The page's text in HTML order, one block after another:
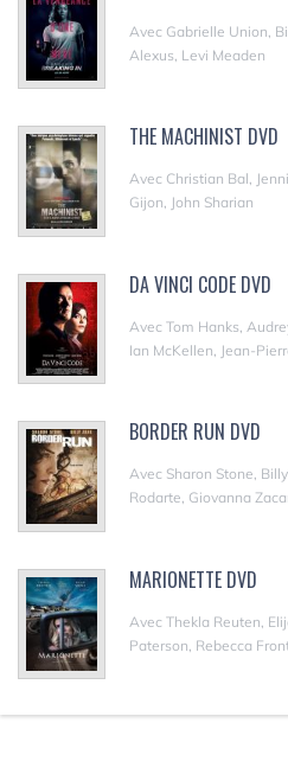
Avec Gabrielle Union,
Alexus, Levi Meaden
THE MACHINIST DVD
Avec Christian Bal,
Gijon, John Sharian
DA VINCI CODE DVD
Avec Tom Hanks,
Ian McKellen, Jean-
BORDER RUN DVD
Avec Sharon Stone,
Rodarte, Giovanna
MARIONETTE DVD
Avec Thekla Reuten,
Paterson, Rebecca